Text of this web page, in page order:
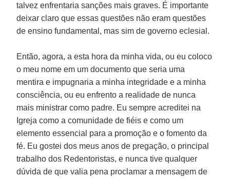
talvez enfrentaria sanções mais graves. É importante
deixar claro que essas questões não eram questões
de ensino fundamental, mas sim de governo eclesial.
Então, agora, a esta hora da minha vida, ou eu coloco
o meu nome em um documento que seria uma
mentira e impugnaria a minha integridade e a minha
consciência, ou eu enfrento a realidade de nunca
mais ministrar como padre. Eu sempre acreditei na
Igreja como a comunidade de fiéis e como um
elemento essencial para a promoção e o fomento da
fé. Eu gostei dos meus anos de pregação, o principal
trabalho dos Redentoristas, e nunca tive qualquer
dúvida de que valia pena proclamar a mensagem de